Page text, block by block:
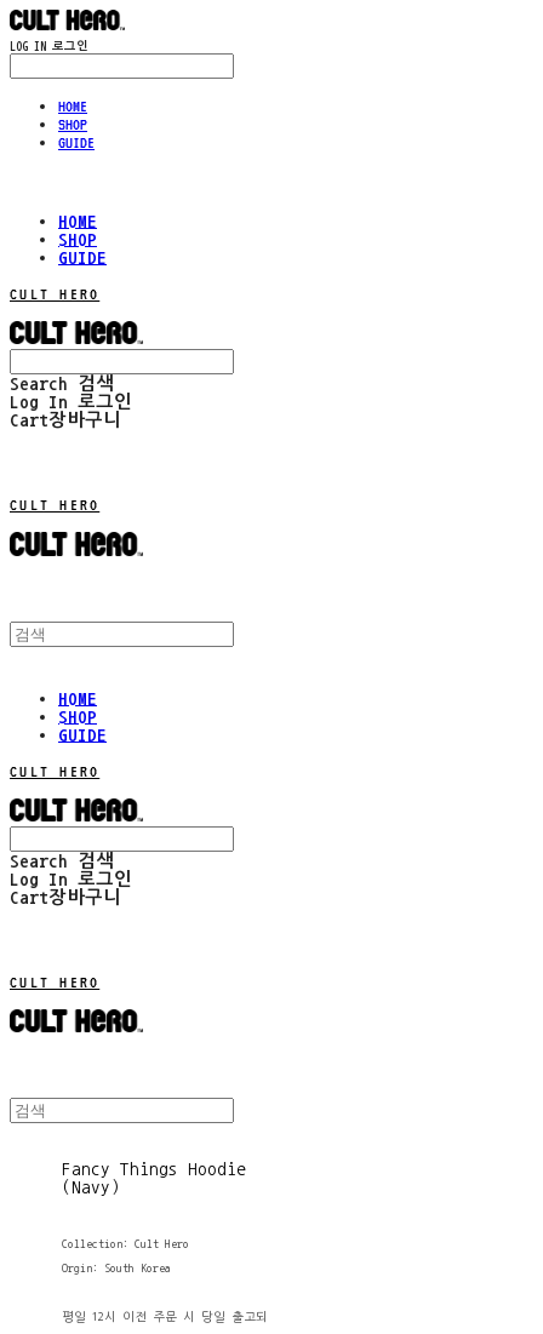
LOG IN 로그인
HOME
SHOP
GUIDE
HOME
SHOP
GUIDE
CULT HERO
Search
검색
Log In 로그인
Cart장바구니
CULT HERO
HOME
SHOP
GUIDE
CULT HERO
Search
검색
Log In 로그인
Cart장바구니
CULT HERO
Fancy Things Hoodie
(Navy)
Collection: Cult Hero
Orgin: South Korea
평일 12시 이전 주문 시 당일 출고되